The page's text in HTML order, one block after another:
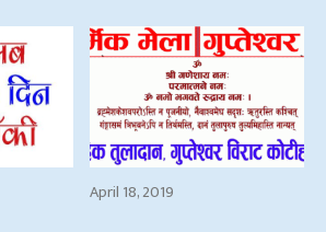
April 18, 2019